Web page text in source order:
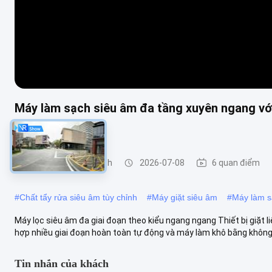
Máy làm sạch siêu âm đa tầng xuyên ngang
tục
Công cụ siêu âm sạch 2026-07-08 6 quan điểm
#Chất tẩy rửa siêu âm tùy chỉnh #Máy giặt siêu âm #Máy làm
Máy lọc siêu âm đa giai đoạn theo kiểu ngang ngang Thiết bị
hợp nhiều giai đoạn hoàn toàn tự động và máy làm khô bằng
Tin nhắn của khách